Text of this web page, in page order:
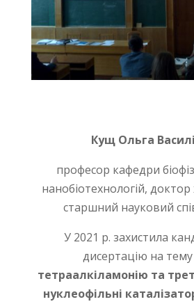
Кущ Ольга
професор кафедри
нанобіотехнологій, доктор
старшний науковий
У 2021 р. захистила
дисертацію на тему
тетраалкіламонію та
нуклеофільні